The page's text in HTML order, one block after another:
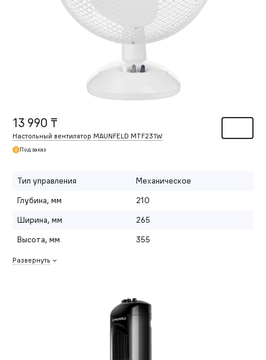
13 990 ₸
Настольный вентилятор MAUNFELD MTF231W
Под заказ
Тип управления
Механическое
Глубина, мм
210
Ширина, мм
265
Высота, мм
355
Развернуть